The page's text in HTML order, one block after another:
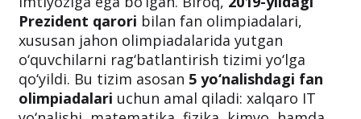
Prezident qarori bilan fan olimpiadalari,
xususan jahon olimpiadalarida yutgan
o‘quvchilarni rag‘batlantirish tizimi yo‘lga
qo‘yildi. Bu tizim asosan 5 yo‘nalishdagi fan
olimpiadalari uchun amal qiladi: xalqaro IT